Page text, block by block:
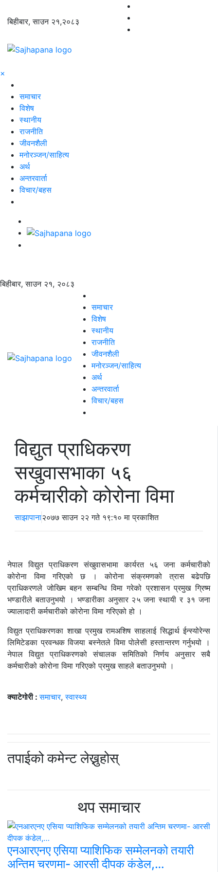
बिहीबार, साउन २१,२०८३
×
समाचार
विशेष
स्थानीय
राजनीति
जीवनशैली
मनोरञ्जन/साहित्य
अर्थ
अन्तरवार्ता
विचार/बहस
बिहीबार, साउन २१, २०८३
समाचार
विशेष
स्थानीय
राजनीति
जीवनशैली
मनोरञ्जन/साहित्य
अर्थ
अन्तरवार्ता
विचार/बहस
विद्युत प्राधिकरण
सखुवासभाका ५६
कर्मचारीको कोरोना विमा
साझापाना२०७७ साउन २२ गते १९:१० मा प्रकाशित
नेपाल विद्युत प्राधिकरण संखुवासभामा कार्यरत ५६ जना कर्मचारीको
कोरोना विमा गरिएको छ । कोरोना संक्रमणको त्रास बढेपछि
प्राधिकरणले जोखिम बहन सम्बन्धि विमा गरेको प्रशासन प्रमुख ग्रिष्म
भण्डारीले बताउनुभयो । भण्डारीका अनुसार २५ जना स्थायी र ३१ जना
ज्यालादारी कर्मचारीको कोरोना विमा गरिएको हो ।
विद्युत प्राधिकरणका शाखा प्रमुख रामअशिष साहलाई सिद्धार्थ ईन्स्योरेन्स
लिमिटेडका प्रवन्धक विजया बस्नेतले विमा पोलेसी हस्तान्तरण गर्नुभयो ।
नेपाल विद्युत प्राधिकरणको संचालक समितिको निर्णय अनुसार सबै
कर्मचारीको कोरोना विमा गरिएको प्रमुख साहले बताउनुभयो ।
क्याटेगोरी :समाचार,स्वास्थ्य
तपाईको कमेन्ट लेख्नुहोस्
थप समाचार
एनआरएनए एसिया प्याशिफिक सम्मेलनको तयारी
अन्तिम चरणमा- आरसी दीपक कंडेल,…